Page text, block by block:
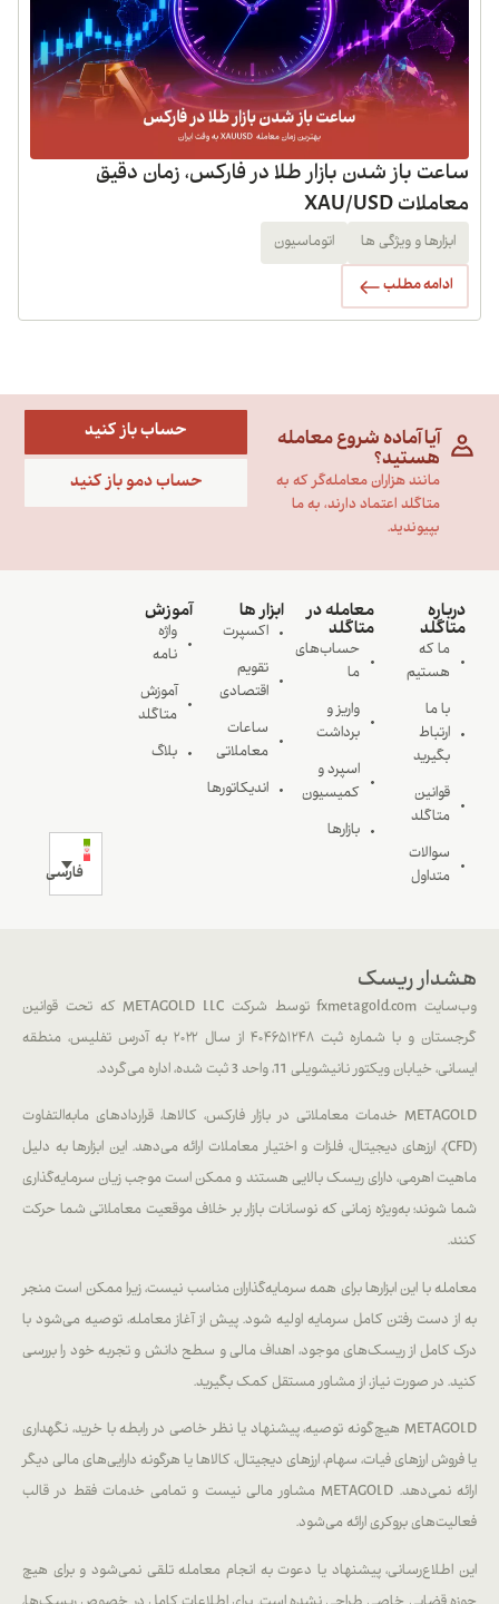
ساعت باز شدن بازار طلا در فارکس، زمان دقیق
معاملات XAU/USD
ابزارها و ویژگی ها اتوماسیون
ادامه مطلب
آیا آماده شروع معامله
هستید؟
مانند هزاران معامله‌گر که به
متاگلد اعتماد دارند، به ما
بپیوندید.
حساب باز کنید
حساب دمو باز کنید
درباره
متاگلد
ما که
هستیم
با ما
ارتباط
بگیرید
قوانین
متاگلد
سوالات
متداول
معامله در
متاگلد
حساب‌های
ما
واریز و
برداشت
اسپرد و
کمیسیون
بازارها
ابزار ها
اکسپرت
تقویم
اقتصادی
ساعات
معاملاتی
اندیکاتورها
آموزش
واژه
نامه
آموزش
متاگلد
بلاگ
فارسی
هشدار ریسک
وب‌سایت fxmetagold.com توسط شرکت METAGOLD LLC که تحت قوانین
گرجستان و با شماره ثبت ۴۰۴۶۵۱۲۴۸ از سال ۲۰۲۲ به آدرس تفلیس، منطقه
ایسانی، خیابان ویکتور نانیشویلی 11، واحد 3 ثبت شده، اداره می‌گردد.
METAGOLD خدمات معاملاتی در بازار فارکس، کالاها، قراردادهای مابه‌التفاوت
(CFD)، ارزهای دیجیتال، فلزات و اختیار معاملات ارائه می‌دهد. این ابزارها به دلیل
ماهیت اهرمی، دارای ریسک بالایی هستند و ممکن است موجب زیان سرمایه‌گذاری
شما شوند؛ به‌ویژه زمانی که نوسانات بازار بر خلاف موقعیت معاملاتی شما حرکت
کنند.
معامله با این ابزارها برای همه سرمایه‌گذاران مناسب نیست، زیرا ممکن است منجر
به از دست رفتن کامل سرمایه اولیه شود. پیش از آغاز معامله، توصیه می‌شود با
درک کامل از ریسک‌های موجود، اهداف مالی و سطح دانش و تجربه خود را بررسی
کنید. در صورت نیاز، از مشاور مستقل کمک بگیرید.
METAGOLD هیچ‌گونه توصیه، پیشنهاد یا نظر خاصی در رابطه با خرید، نگهداری
یا فروش ارزهای فیات، سهام، ارزهای دیجیتال، کالاها یا هرگونه دارایی‌های مالی دیگر
ارائه نمی‌دهد. METAGOLD مشاور مالی نیست و تمامی خدمات فقط در قالب
فعالیت‌های بروکری ارائه می‌شود.
این اطلاع‌رسانی، پیشنهاد یا دعوت به انجام معامله تلقی نمی‌شود و برای هیچ